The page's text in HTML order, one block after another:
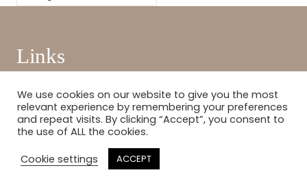
Links
Home
Blog
About
Contact
We use cookies on our website to give you the most
relevant experience by remembering your preferences
and repeat visits. By clicking “Accept”, you consent to
the use of ALL the cookies.
Cookie settings
ACCEPT